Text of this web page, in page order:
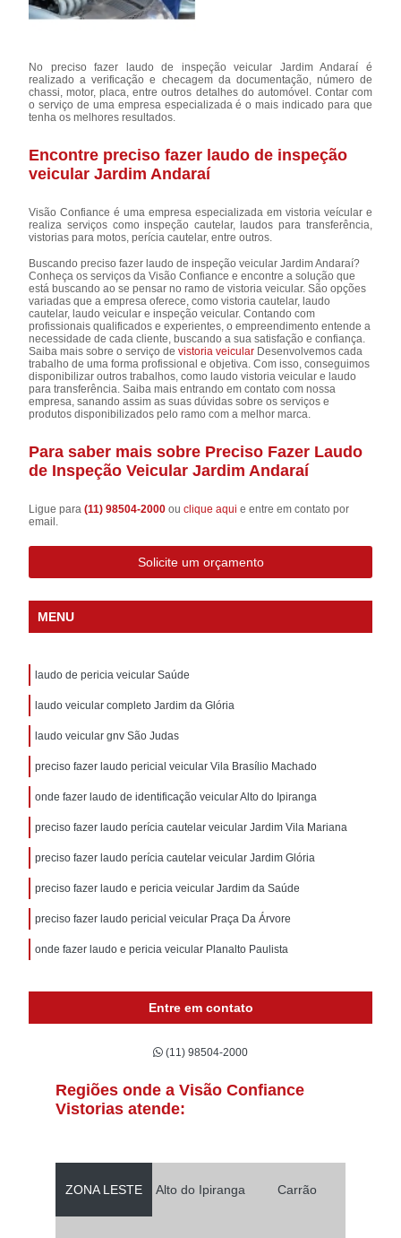
No preciso fazer laudo de inspeção veicular Jardim Andaraí é
realizado a verificação e checagem da documentação, número de
chassi, motor, placa, entre outros detalhes do automóvel. Contar com
o serviço de uma empresa especializada é o mais indicado para que
tenha os melhores resultados.
Encontre preciso fazer laudo de inspeção
veicular Jardim Andaraí
Visão Confiance é uma empresa especializada em vistoria veícular e
realiza serviços como inspeção cautelar, laudos para transferência,
vistorias para motos, perícia cautelar, entre outros.
Buscando preciso fazer laudo de inspeção veicular Jardim Andaraí?
Conheça os serviços da Visão Confiance e encontre a solução que
está buscando ao se pensar no ramo de vistoria veicular. São opções
variadas que a empresa oferece, como vistoria cautelar, laudo
cautelar, laudo veicular e inspeção veicular. Contando com
profissionais qualificados e experientes, o empreendimento entende a
necessidade de cada cliente, buscando a sua satisfação e confiança.
Saiba mais sobre o serviço devistoria veicular Desenvolvemos cada
trabalho de uma forma profissional e objetiva. Com isso, conseguimos
disponibilizar outros trabalhos, como laudo vistoria veicular e laudo
para transferência. Saiba mais entrando em contato com nossa
empresa, sanando assim as suas dúvidas sobre os serviços e
produtos disponibilizados pelo ramo com a melhor marca.
Para saber mais sobre Preciso Fazer Laudo
de Inspeção Veicular Jardim Andaraí
Ligue para(11) 98504-2000ouclique aqui e entre em contato por
email.
Solicite um orçamento
MENU
laudo de pericia veicular Saúde
laudo veicular completo Jardim da Glória
laudo veicular gnv São Judas
preciso fazer laudo pericial veicular Vila Brasílio Machado
onde fazer laudo de identificação veicular Alto do Ipiranga
preciso fazer laudo perícia cautelar veicular Jardim Vila Mariana
preciso fazer laudo perícia cautelar veicular Jardim Glória
preciso fazer laudo e pericia veicular Jardim da Saúde
preciso fazer laudo pericial veicular Praça Da Árvore
onde fazer laudo e pericia veicular Planalto Paulista
Entre em contato
(11) 98504-2000
Regiões onde a Visão Confiance
Vistorias atende:
ZONA LESTE Alto do Ipiranga Carrão